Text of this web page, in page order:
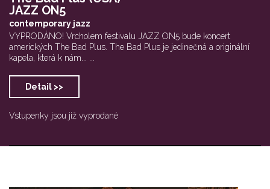
JAZZ ON5
contemporary jazz
VYPRODÁNO! Vrcholem festivalu JAZZ ON5 bude koncert
amerických The Bad Plus. The Bad Plus je jedinečná a originální
kapela, která k nám... ...
Detail >>
Vstupenky jsou již vyprodané